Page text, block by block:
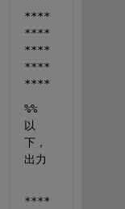
****
****
****
****
****
%%
以
下，
出力
****